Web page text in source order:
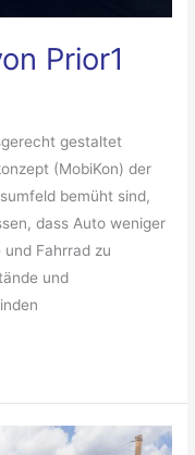
Prior1
gestaltet
(MobiKon) der
bemüht sind,
dass Auto weniger
Fahrrad zu
und